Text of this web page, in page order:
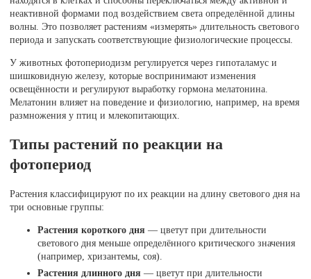
неактивной формами под воздействием света определённой длины
волны. Это позволяет растениям «измерять» длительность светового
периода и запускать соответствующие физиологические процессы.
У животных фотопериодизм регулируется через гипоталамус и
шишковидную железу, которые воспринимают изменения
освещённости и регулируют выработку гормона мелатонина.
Мелатонин влияет на поведение и физиологию, например, на время
размножения у птиц и млекопитающих.
Типы растений по реакции на
фотопериод
Растения классифицируют по их реакции на длину светового дня на
три основные группы:
Растения короткого дня — цветут при длительности
светового дня меньше определённого критического значения
(например, хризантемы, соя).
Растения длинного дня — цветут при длительности